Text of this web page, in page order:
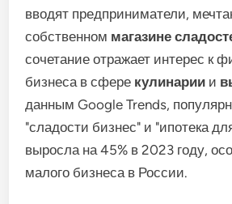
вводят предприниматели,
собственном магазине
сочетание отражает интерес к
бизнеса в сфере кулинарии и
данным Google Trends,
"сладости бизнес" и "ипотека
выросла на 45% в 2023 году,
малого бизнеса в России.